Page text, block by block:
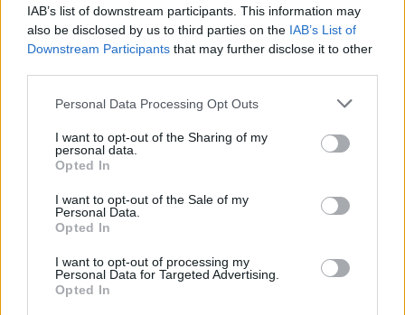
IAB’s list of downstream participants. This information may
also be disclosed by us to third parties on the IAB’s List of
Downstream Participants that may further disclose it to other
Personal Data Processing Opt Outs
I want to opt-out of the Sharing of my
personal data.
Opted In
I want to opt-out of the Sale of my
Personal Data.
Opted In
I want to opt-out of processing my
Personal Data for Targeted Advertising.
Opted In
VIABILITÀ